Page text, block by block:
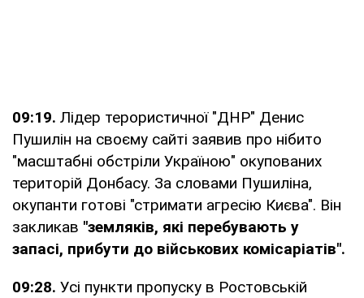
09:19. Лідер терористичної "ДНР" Денис
Пушилін на своєму сайті заявив про нібито
"масштабні обстріли Україною" окупованих
територій Донбасу. За словами Пушиліна,
окупанти готові "стримати агресію Києва". Він
закликав "земляків, які перебувають у
запасі, прибути до військових комісаріатів".
09:28. Усі пункти пропуску в Ростовській